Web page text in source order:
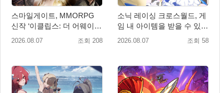
스마일게이트, MMORPG
신작 ‘이클립스: 더 어웨이크
닝’ 9월 10일 론칭!
2026.08.07 조회 208
소닉 레이싱 크로스월드, 게
임 내 아이템을 받을 수 있는
‘레전드 대회 라운드 7’ 개최!
2026.08.07 조회 58